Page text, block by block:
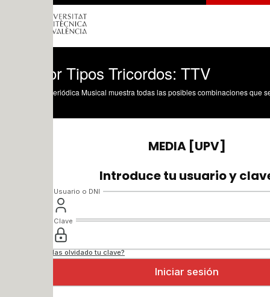
Tipos Tricordos: TTV